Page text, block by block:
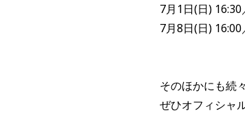
7月1日(日)
7月8日(日)
そのほかにも続
ぜひオフィシャ